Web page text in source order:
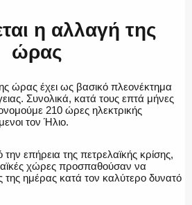
η αλλαγή της
ώρας
ώρας έχει ως βασικό πλεονέκτημα
Συνολικά, κατά τους επτά μήνες
210 ώρες ηλεκτρικής
τον Ήλιο.
την επήρεια της πετρελαϊκής κρίσης,
χώρες προσπαθούσαν να
ημέρας κατά τον καλύτερο δυνατό